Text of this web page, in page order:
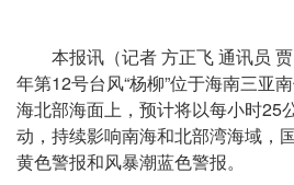
本报讯（记者 方正飞 通讯员
年第12号台风“杨柳”位于海南三亚
海北部海面上，预计将以每小时25
动，持续影响南海和北部湾海域，
黄色警报和风暴潮蓝色警报。